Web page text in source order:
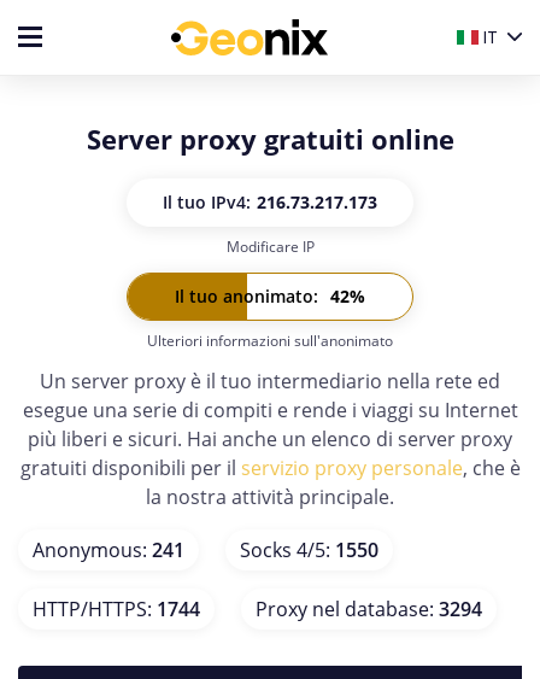
IT
Server proxy gratuiti online
Il tuo IPv4: 216.73.217.173
Il tuo IPv6: -
Modificare IP
Il tuo anonimato: 42%
Ulteriori informazioni sull'anonimato
Un server proxy è il tuo intermediario nella rete ed
esegue una serie di compiti e rende i viaggi su Internet
più liberi e sicuri. Hai anche un elenco di server proxy
gratuiti disponibili per il servizio proxy personale, che è
la nostra attività principale.
Anonymous: 241 Socks 4/5: 1550
HTTP/HTTPS: 1744 Proxy nel database: 3294